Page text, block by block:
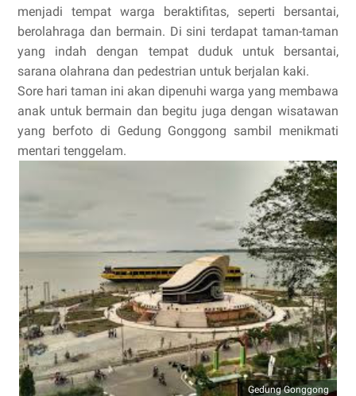
menjadi tempat warga beraktifitas, seperti bersantai,
berolahraga dan bermain. Di sini terdapat taman-taman
yang indah dengan tempat duduk untuk bersantai,
sarana olahrana dan pedestrian untuk berjalan kaki.
Sore hari taman ini akan dipenuhi warga yang membawa
anak untuk bermain dan begitu juga dengan wisatawan
yang berfoto di Gedung Gonggong sambil menikmati
mentari tenggelam.
Gedung Gonggong